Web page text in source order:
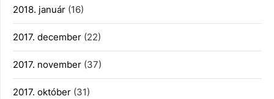
2018. január (16)
2017. december (22)
2017. november (37)
2017. október (31)